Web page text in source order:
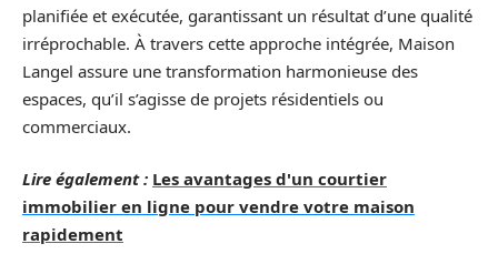
planifiée et exécutée, garantissant un résultat d’une qualité
irréprochable. À travers cette approche intégrée, Maison
Langel assure une transformation harmonieuse des
espaces, qu’il s’agisse de projets résidentiels ou
commerciaux.
Lire également : Les avantages d'un courtier
immobilier en ligne pour vendre votre maison
rapidement